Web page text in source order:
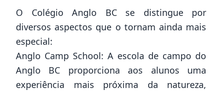
O Colégio Anglo BC se distingue por
diversos aspectos que o tornam ainda mais
especial:
Anglo Camp School: A escola de campo do
Anglo BC proporciona aos alunos uma
experiência mais próxima da natureza,